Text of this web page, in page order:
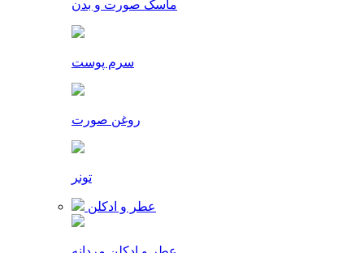
ماسک صورت و بدن
سرم پوست
روغن صورت
تونر
عطر و ادکلن